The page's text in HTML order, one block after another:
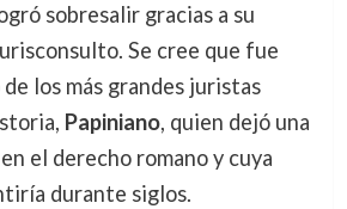
sobresalir gracias a su
Se cree que fue
los más grandes juristas
Papiniano, quien dejó una
el derecho romano y cuya
durante siglos.